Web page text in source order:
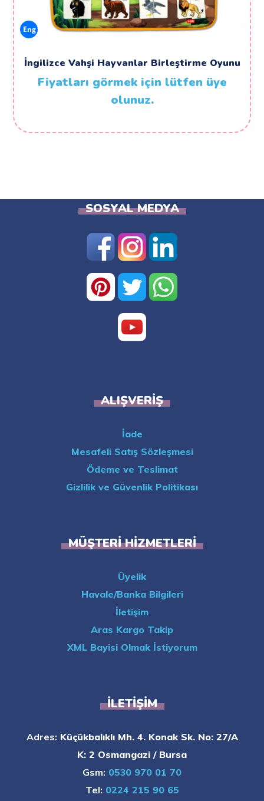
Eng
İngilizce Vahşi Hayvanlar Birleştirme Oyunu
Fiyatları görmek için lütfen üye
olunuz.
SOSYAL MEDYA
ALIŞVERIŞ
İade
Mesafeli Satış Sözleşmesi
Ödeme ve Teslimat
Gizlilik ve Güvenlik Politikası
MÜŞTERI HIZMETLERI
Üyelik
Havale/Banka Bilgileri
İletişim
Aras Kargo Takip
XML Bayisi Olmak İstiyorum
İLETIŞIM
Adres: Küçükbalıklı Mh. 4. Konak Sk. No: 27/A
K: 2 Osmangazi / Bursa
Gsm: 0530 970 01 70
Tel: 0224 215 90 65